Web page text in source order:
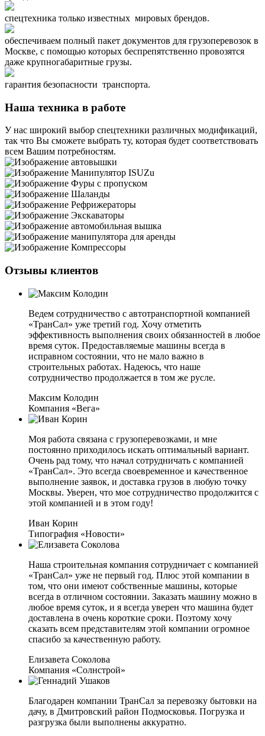
спецтехника только известных мировых брендов.
обеспечиваем полный пакет документов для грузоперевозок в
Москве, с помощью которых беспрепятственно провозятся
даже крупногабаритные грузы.
гарантия безопасности транспорта.
Наша техника в работе
У нас широкий выбор спецтехники различных модификаций,
так что Вы сможете выбрать ту, которая будет соответствовать
всем Вашим потребностям.
Отзывы клиентов
Ведем сотрудничество с автотранспортной компанией
«ТранСал» уже третий год. Хочу отметить
эффективность выполнения своих обязанностей в любое
время суток. Предоставляемые машины всегда в
исправном состоянии, что не мало важно в
строительных работах. Надеюсь, что наше
сотрудничество продолжается в том же русле.
Максим Колодин
Компания «Вега»
Моя работа связана с грузоперевозками, и мне
постоянно приходилось искать оптимальный вариант.
Очень рад тому, что начал сотрудничать с компанией
«ТранСал». Это всегда своевременное и качественное
выполнение заявок, и доставка грузов в любую точку
Москвы. Уверен, что мое сотрудничество продолжится с
этой компанией и в этом году!
Иван Корин
Типография «Новости»
Наша строительная компания сотрудничает с компанией
«ТранСал» уже не первый год. Плюс этой компании в
том, что они имеют собственные машины, которые
всегда в отличном состоянии. Заказать машину можно в
любое время суток, и я всегда уверен что машина будет
доставлена в очень короткие сроки. Поэтому хочу
сказать всем представителям этой компании огромное
спасибо за качественную работу.
Елизавета Соколова
Компания «Солнстрой»
Благодарен компании ТранСал за перевозку бытовки на
дачу, в Дмитровский район Подмосковья. Погрузка и
разгрузка были выполнены аккуратно.